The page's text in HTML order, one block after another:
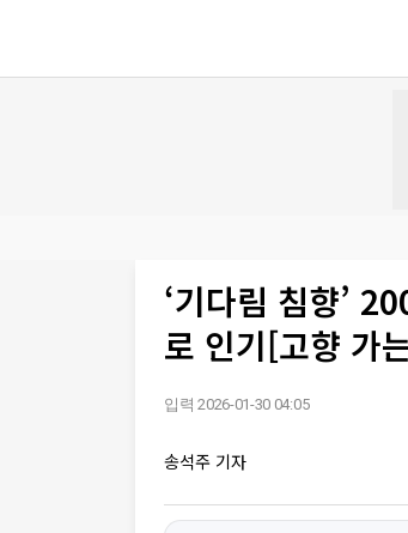
‘기다림 침향’
로 인기[고향 가
입력 2026-01-30 04:05
송석주 기자